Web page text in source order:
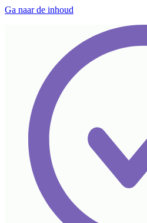
Ga naar de inhoud